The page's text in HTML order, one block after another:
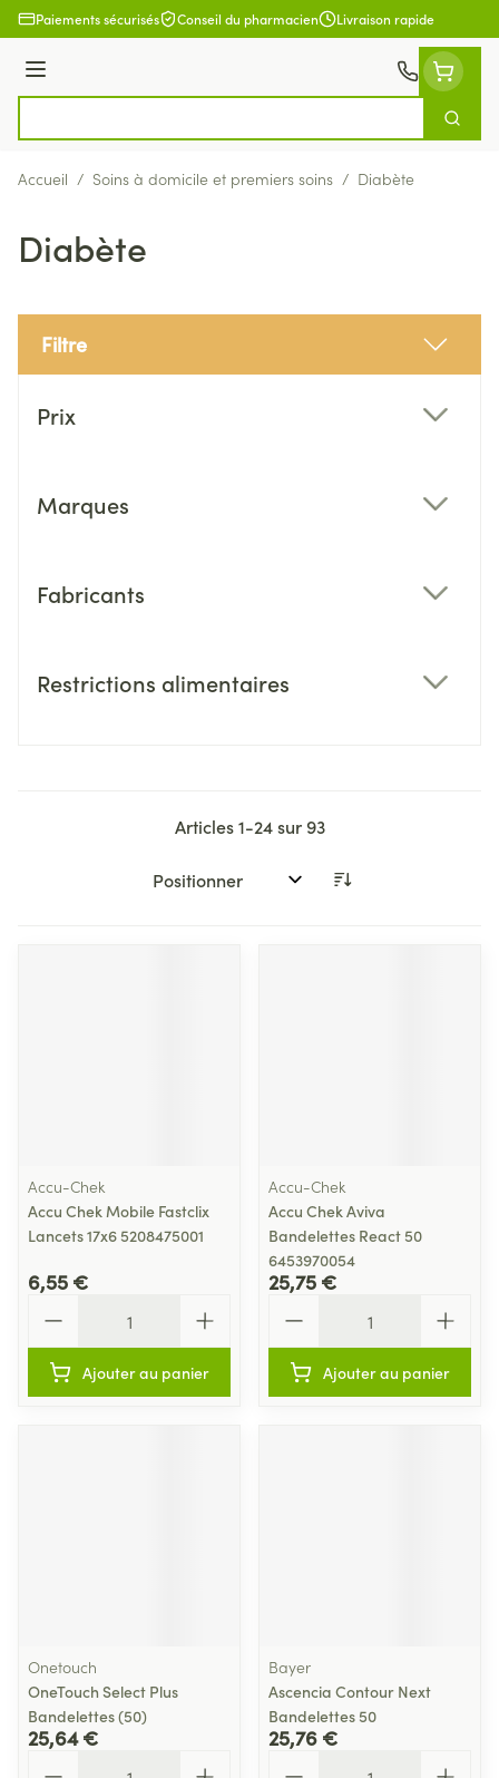
Aller au contenu
Paiements sécurisés Conseil du pharmacien Livraison rapide
Menu
Accueil / Soins à domicile et premiers soins / Diabète
Diabète
Filtre
Prix
Marques
Fabricants
Restrictions alimentaires
Articles1-24sur93
Trier par:
Accu-Chek
Accu Chek Mobile Fastclix
Lancets 17x6 5208475001
6,55 €
Ajouter au panier
Accu-Chek
Accu Chek Aviva
Bandelettes React 50
6453970054
25,75 €
Ajouter au panier
Onetouch
OneTouch Select Plus
Bandelettes (50)
25,64 €
Bayer
Ascencia Contour Next
Bandelettes 50
25,76 €